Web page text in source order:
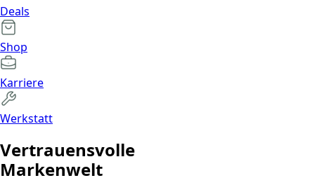
Deals
Shop
Karriere
Werkstatt
Vertrauens­volle
Markenwelt